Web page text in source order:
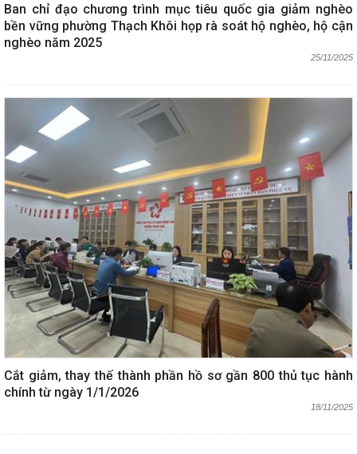
Ban chỉ đạo chương trình mục tiêu quốc gia giảm nghèo
bền vững phường Thạch Khôi họp rà soát hộ nghèo, hộ cận
nghèo năm 2025
25/11/2025
Cắt giảm, thay thế thành phần hồ sơ gần 800 thủ tục hành
chính từ ngày 1/1/2026
18/11/2025